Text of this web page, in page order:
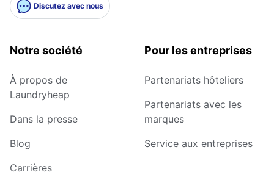
Discutez avec nous
Notre société
À propos de
Laundryheap
Dans la presse
Blog
Carrières
Pour les entreprises
Partenariats hôteliers
Partenariats avec les
marques
Service aux entreprises